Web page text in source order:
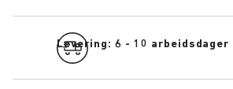
Levering: 6 - 10 arbeidsdager